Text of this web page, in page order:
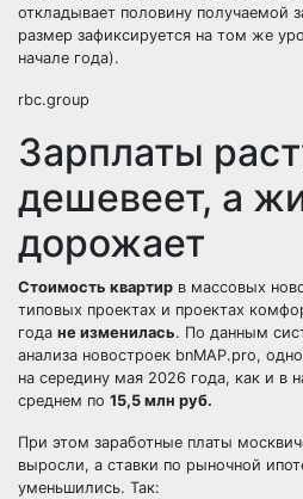
откладывает половину получаемой
размер зафиксируется на том же
начале года).
rbc.group
Зарплаты
дешевеет, а
дорожает
Стоимость квартир в массовых
типовых проектах и проектах
года не изменилась. По данным
анализа новостроек bnMAP.pro,
на середину мая 2026 года, как и в
среднем по 15,5 млн руб.
При этом заработные платы
выросли, а ставки по рыночной
уменьшились. Так: